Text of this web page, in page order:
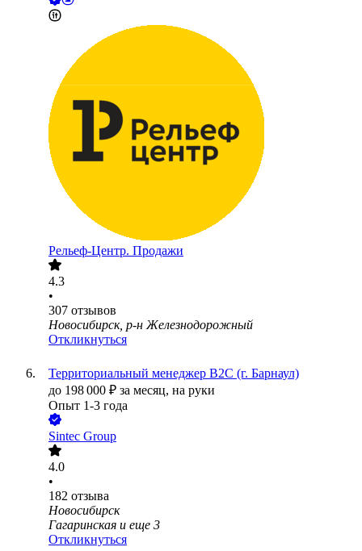
Рельеф-Центр. Продажи
4.3
•
307 отзывов
Новосибирск, р-н Железнодорожный
Откликнуться
Территориальный менеджер В2С (г. Барнаул)
до 198 000 ₽ за месяц, на руки
Опыт 1-3 года
Sintec Group
4.0
•
182 отзыва
Новосибирск
Гагаринская и еще 3
Откликнуться